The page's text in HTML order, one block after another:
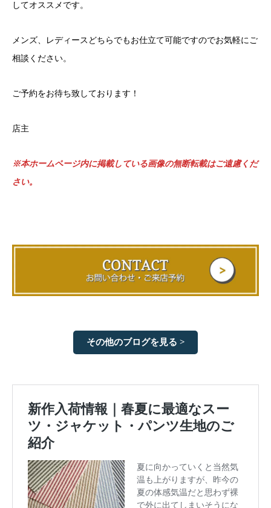
してオススメです。
メンズ、レディースどちらでもお仕立て可能ですのでお気軽にご
相談ください。
ご予約をお待ち致しております！
店主
※本ホームページ内に掲載している画像の無断転載はご遠慮くだ
さい。
その他のブログを見る >